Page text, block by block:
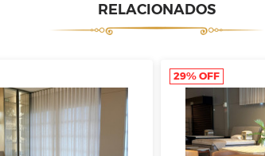
RELACIONADOS
29% OFF